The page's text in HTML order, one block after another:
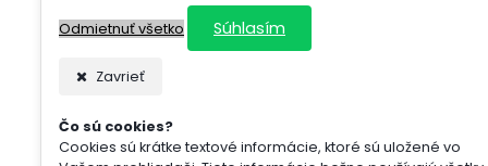
Odmietnuť všetko Súhlasím
Zavrieť
Čo sú cookies?
Cookies sú krátke textové informácie, ktoré sú uložené vo